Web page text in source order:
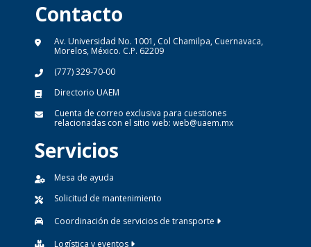
Contacto
Av. Universidad No. 1001, Col Chamilpa, Cuernavaca,
Morelos, México. C.P. 62209
(777) 329-70-00
Directorio UAEM
Cuenta de correo exclusiva para cuestiones
relacionadas con el sitio web: web@uaem.mx
Servicios
Mesa de ayuda
Solicitud de mantenimiento
Coordinación de servicios de transporte
Logística y eventos